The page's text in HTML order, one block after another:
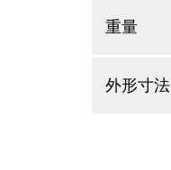
重量
外形寸法